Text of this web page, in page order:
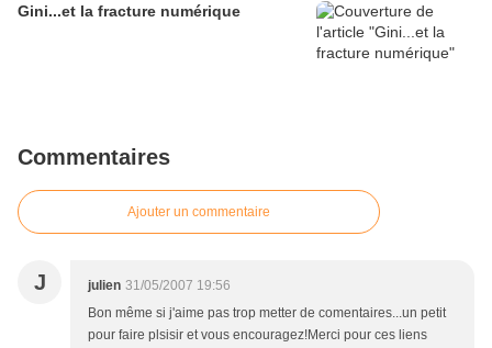
Gini...et la fracture numérique
Commentaires
Ajouter un commentaire
J julien 31/05/2007 19:56
Bon même si j'aime pas trop metter de comentaires...un petit
pour faire plsisir et vous encouragez!Merci pour ces liens